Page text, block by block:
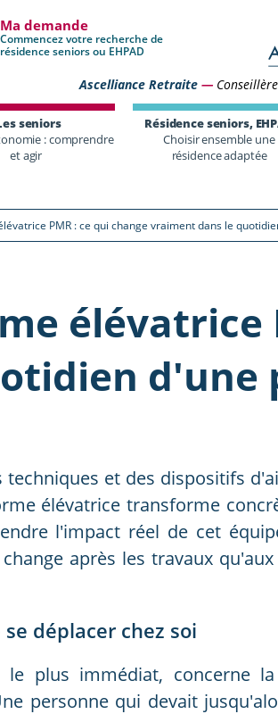
Ma demande
Commencez votre recherche de
résidence seniors ou EHPAD
Ascelliance Retraite —
seniors
: comprendre
et agir
Résidence seniors,
Choisir ensemble une
résidence adaptée
PMR : ce qui change vraiment dans le
élévatrice
techniques et des dispositifs
élévatrice transforme
l'impact réel de cet
après les travaux qu'aux
déplacer chez soi
le plus immédiat, concerne
personne qui devait